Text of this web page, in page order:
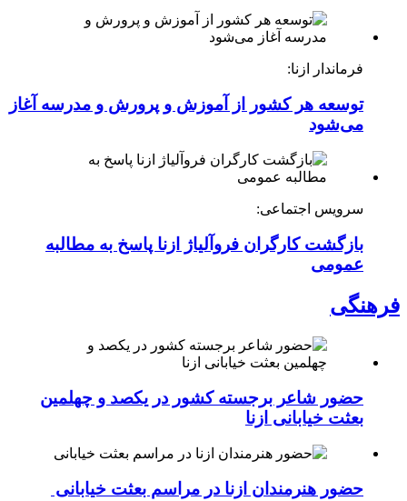
فرماندار ازنا:
توسعه هر کشور از آموزش و پرورش و مدرسه آغاز
می‌شود
سرویس اجتماعی:
بازگشت کارگران فروآلیاژ ازنا پاسخ به مطالبه
عمومی
فرهنگی
حضور شاعر برجسته کشور در یکصد و چهلمین
بعثت خیابانی ازنا
حضور هنرمندان ازنا در مراسم بعثت خیابانی